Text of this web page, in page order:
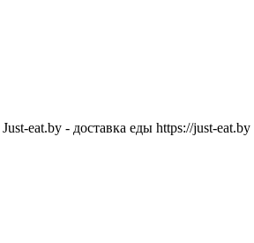
Just-eat.by - доставка еды https://just-eat.by